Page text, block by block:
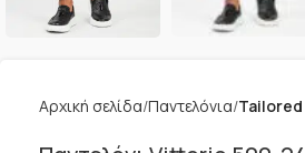
Αρχική σελίδα Παντελόνια Tailored